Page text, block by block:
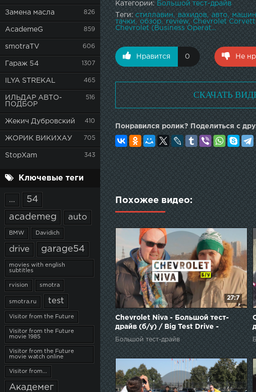
Замена масла 826
AcademeG 859
smotraTV 606
Гараж 54 1307
ILYA STREKAL 465
ИЛЬДАР АВТО-
ПОДБОР
516
Жекич Дубровский 410
ЖОРИК ВИКИХАУ 705
StopXam 343
Ключевые теги
... 54
academeg auto
BMW Davidich
drive garage54
movies with english
subtitles
rvision smotra
smotra.ru test
Visitor from the Future
Visitor from the Future
movie 1985
Visitor from the Future
movie watch online
Visitor from...
Академег
Категории:Большой тест-драйв
Теги:стиллавин вахидов авто
тачки
обзор review Chevrolet
Chevrolet (Business Operat...
Нравится 0 Не
СКАЧАТЬ
Понравился ролик? Поделиться с
Похожее видео:
27:7
Chevrolet Niva - Большой тест-
драйв (б/у) / Big Test Drive -
Шевроле Нива
Большой тест-драйв